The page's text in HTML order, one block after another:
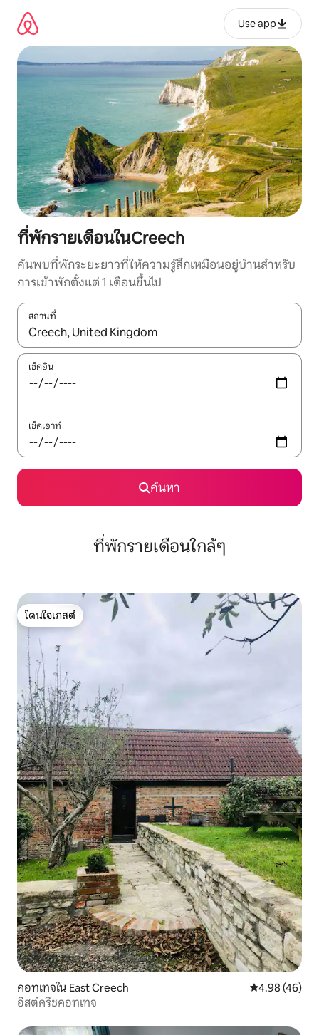
เนื้อหา
Use app
ที่พักรายเดือนในCreech
ค้นพบที่พักระยะยาวที่ให้ความรู้สึกเหมือนอยู่บ้านสำหรับ
การเข้าพักตั้งแต่ 1 เดือนขึ้นไป
สถานที่
ใช้ลูกศรขึ้นลง หรือใช้การสัมผัสหรือปัด เพื่อสำรวจผลการค้นหา
เช็คอิน
เช็คเอาท์
ค้นหา
ที่พักรายเดือนใกล้ๆ
โดนใจเกสต์
โดนใจเกสต์
คอทเทจใน East Creech คะแนนเฉลี่ย
4.98 (46)
อีสต์ครีชคอทเทจ